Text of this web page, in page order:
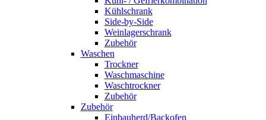
Kühlschrank
Side-by-Side
Weinlagerschrank
Zubehör
Waschen
Trockner
Waschmaschine
Waschtrockner
Zubehör
Zubehör
Einbauherd/Backofen